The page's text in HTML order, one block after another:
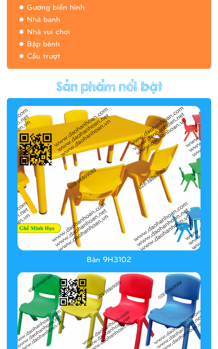
Gương biến hình
Nhà banh
Nhà vui chơi
Bập bênh
Cầu trượt
Hàng rào/nhà banh 9H5412
Bàn 9H3102